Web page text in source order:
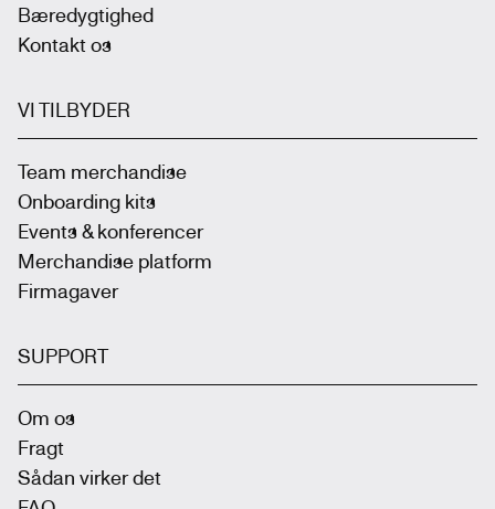
Bæredygtighed
Kontakt os
VI TILBYDER
Team merchandise
Onboarding kits
Events & konferencer
Merchandise platform
Firmagaver
SUPPORT
Om os
Fragt
Sådan virker det